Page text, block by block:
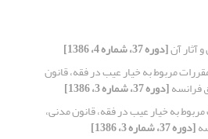
آن[دوره 37، شماره 4، 1386]
مربوط به خیار عیب در فقه، قانون
فرانسه[دوره 37، شماره 3، 1386]
به خیار عیب در فقه، قانون مدنی،
[دوره 37، شماره 3، 1386]